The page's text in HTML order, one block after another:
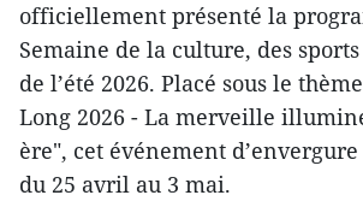
officiellement présenté la
Semaine de la culture, des
de l’été 2026. Placé sous le
Long 2026 - La merveille
ère", cet événement
du 25 avril au 3 mai.